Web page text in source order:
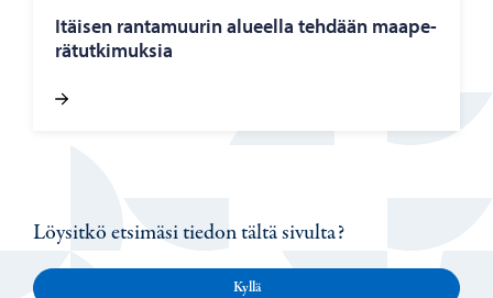
Itäi­sen ran­ta­muu­rin alu­eel­la teh­dään maa­pe­
rä­tut­ki­muk­sia
Löysitkö etsimäsi tiedon tältä sivulta?
Kyllä